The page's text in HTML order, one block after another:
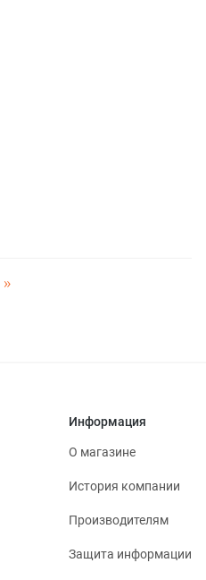
»
Информация
О магазине
История компании
Производителям
Защита информации